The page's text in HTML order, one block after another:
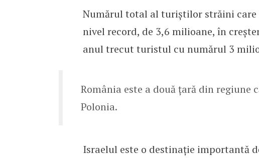
Numărul total al turiștilor străini
nivel record, de 3,6 milioane, în
anul trecut turistul cu numărul 3
România este a două țară din
Polonia.
Israelul este o destinație importantă